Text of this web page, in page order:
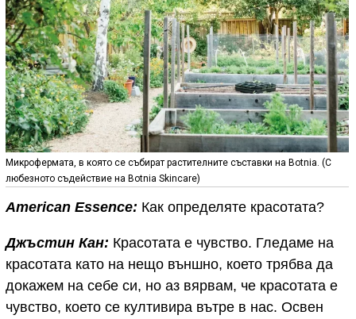
Микрофермата, в която се събират растителните съставки на Botnia. (С
любезното съдействие на Botnia Skincare)
American Essence: Как определяте красотата?
Джъстин Кан: Красотата е чувство. Гледаме на
красотата като на нещо външно, което трябва да
докажем на себе си, но аз вярвам, че красотата е
чувство, което се култивира вътре в нас. Освен